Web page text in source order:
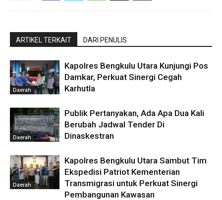
ARTIKEL TERKAIT DARI PENULIS
Daerah
Kapolres Bengkulu Utara Kunjungi Pos
Damkar, Perkuat Sinergi Cegah
Karhutla
Daerah
Publik Pertanyakan, Ada Apa Dua Kali
Berubah Jadwal Tender Di
Dinaskestran
Daerah
Kapolres Bengkulu Utara Sambut Tim
Ekspedisi Patriot Kementerian
Transmigrasi untuk Perkuat Sinergi
Pembangunan Kawasan